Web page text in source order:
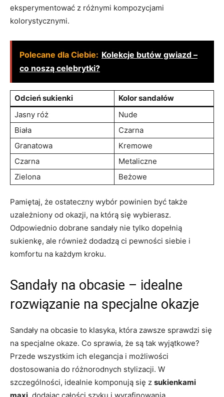
eksperymentować z różnymi kompozycjami
kolorystycznymi.
Polecane dla Ciebie: Kolekcje butów gwiazd –
co noszą celebrytki?
Odcień sukienki
Kolor sandałów
Jasny róż
Nude
Biała
Czarna
Granatowa
Kremowe
Czarna
Metaliczne
Zielona
Beżowe
Pamiętaj, że ostateczny wybór powinien być także
uzależniony od okazji, na którą się wybierasz.
Odpowiednio dobrane sandały nie tylko dopełnią
sukienkę, ale również dodadzą ci pewności siebie i
komfortu na każdym kroku.
Sandały na obcasie – idealne
rozwiązanie na specjalne okazje
Sandały na obcasie to klasyka, która zawsze sprawdzi się
na specjalne okaze. Co sprawia, że są tak wyjątkowe?
Przede wszystkim ich elegancja i możliwości
dostosowania do różnorodnych stylizacji. W
szczególności, idealnie komponują się z sukienkami